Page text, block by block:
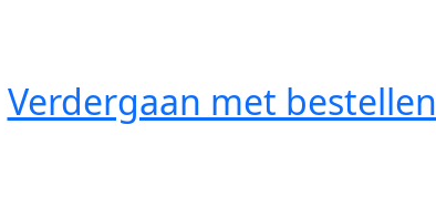
Verdergaan met bestellen